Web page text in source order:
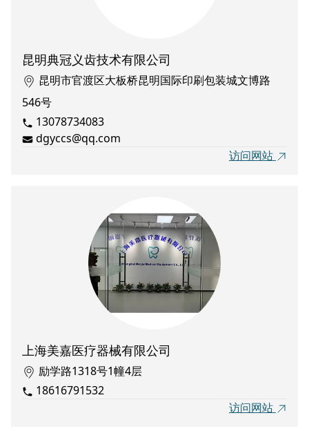
昆明典冠义齿技术有限公司
昆明市官渡区大板桥昆明国际印刷包装城文博路
546号
13078734083
dgyccs@qq.com
访问网站
上海美嘉医疗器械有限公司
励学路1318号1幢4层
18616791532
访问网站